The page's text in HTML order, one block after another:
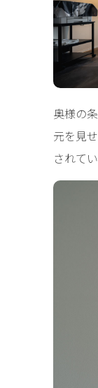
奥様の
元を見
されて